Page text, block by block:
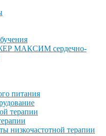
МАКСИМ сердечно-
питания
терапии
низкочастотной терапии